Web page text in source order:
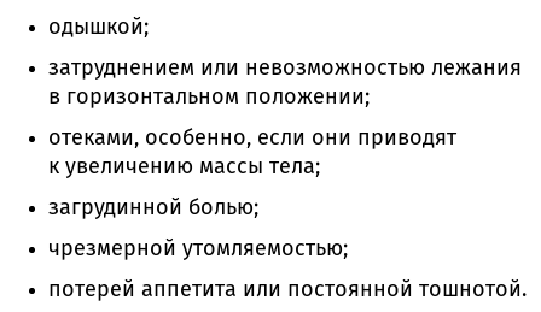
одышкой;
затруднением или невозможностью лежания
в горизонтальном положении;
отеками, особенно, если они приводят
к увеличению массы тела;
загрудинной болью;
чрезмерной утомляемостью;
потерей аппетита или постоянной тошнотой.